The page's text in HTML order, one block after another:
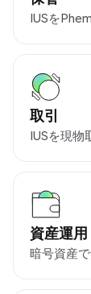
IUSを
取引
IUSを現物
資産運用
暗号資産